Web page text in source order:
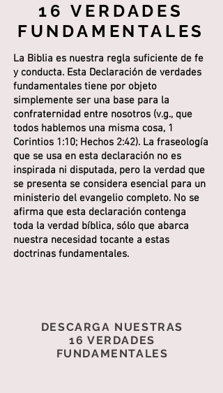
La Biblia es nuestra regla suficiente de fe
y conducta. Esta Declaración de verdades
fundamentales tiene por objeto
simplemente ser una base para la
confraternidad entre nosotros (v.g., que
todos hablemos una misma cosa, 1
Corintios 1:10; Hechos 2:42). La fraseología
que se usa en esta declaración no es
inspirada ni disputada, pero la verdad que
se presenta se considera esencial para un
ministerio del evangelio completo. No se
afirma que esta declaración contenga
toda la verdad bíblica, sólo que abarca
nuestra necesidad tocante a estas
doctrinas fundamentales.
16 VERDADES
FUNDAMENTALES
DESCARGA NUESTRAS
16 VERDADES
FUNDAMENTALES